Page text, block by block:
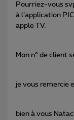
Pourriez-vous
à l’application
apple TV.
Mon n° de client
je vous remercie
bien à vous